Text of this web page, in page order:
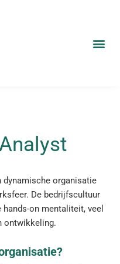
dynamische organisatie
De bedrijfscultuur
on mentaliteit, veel
ontwikkeling.